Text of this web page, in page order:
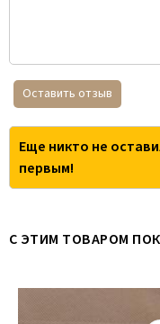
Оставить отзыв
Еще никто не
первым!
С ЭТИМ ТОВАРОМ